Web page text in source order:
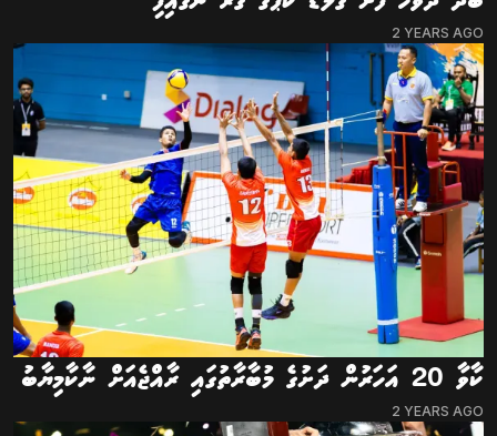
2 YEARS AGO
ކާވާ 20 އަހަރުން ދަށުގެ މުބާރާތުގައި ރާއްޖެއަށް ނާކާމިޔާބު
2 YEARS AGO